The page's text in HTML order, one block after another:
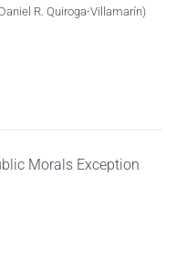
R. Quiroga-Villamarín)
Morals Exception